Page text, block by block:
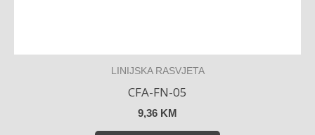
LINIJSKA RASVJETA
CFA-FN-05
9,36 KM